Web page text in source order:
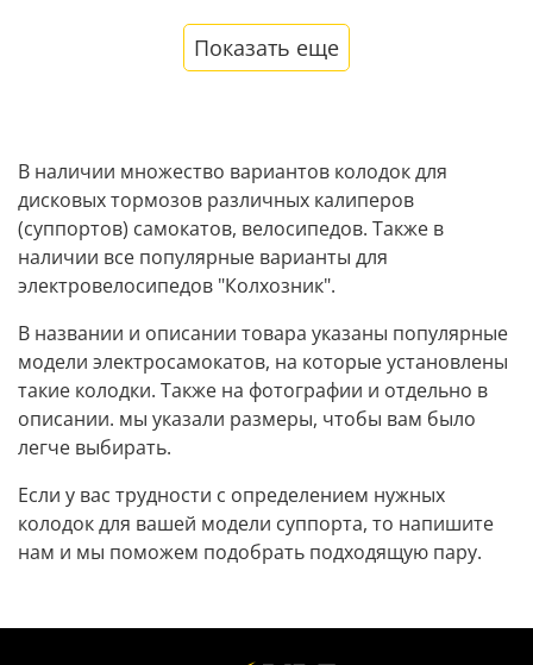
Показать еще
В наличии множество вариантов колодок для
дисковых тормозов различных калиперов
(суппортов) самокатов, велосипедов. Также в
наличии все популярные варианты для
электровелосипедов "Колхозник".
В названии и описании товара указаны популярные
модели электросамокатов, на которые установлены
такие колодки. Также на фотографии и отдельно в
описании. мы указали размеры, чтобы вам было
легче выбирать.
Если у вас трудности с определением нужных
колодок для вашей модели суппорта, то напишите
нам и мы поможем подобрать подходящую пару.